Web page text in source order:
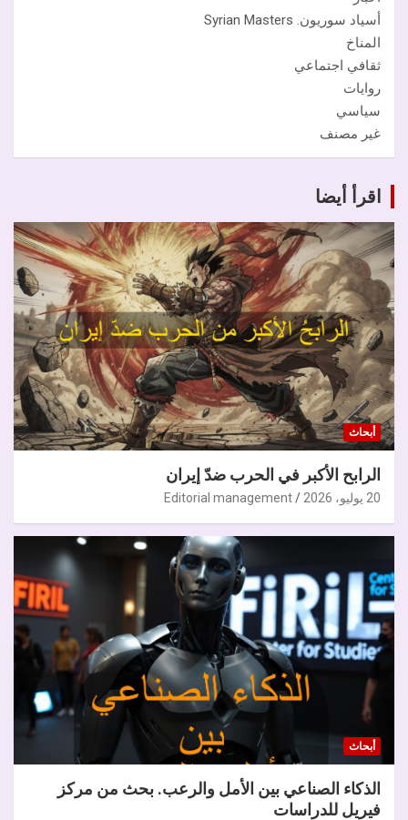
أسياد سوريون. Syrian Masters
المناخ
ثقافي اجتماعي
روايات
سياسي
غير مصنف
اقرأ أيضا
أبحاث
الرابح الأكبر في الحرب ضدّ إيران
20 يوليو، 2026 Editorial management
أبحاث
الذكاء الصناعي بين الأمل والرعب. بحث من مركز
فيريل للدراسات